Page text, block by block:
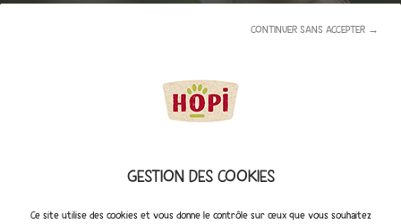
GESTION DES COOKIES
Ce site utilise des cookies et vous donne le contrôle sur ceux que vous souhaitez
CONTINUER SANS ACCEPTER →
OISEAUX DE LA NATURE